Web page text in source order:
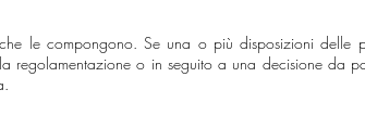
le compongono. Se una o più disposizioni delle
o in seguito a una decisione da